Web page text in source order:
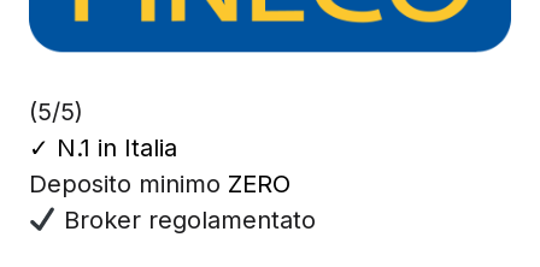
(5/5)
✓ N.1 in Italia
Deposito minimo ZERO
Broker regolamentato